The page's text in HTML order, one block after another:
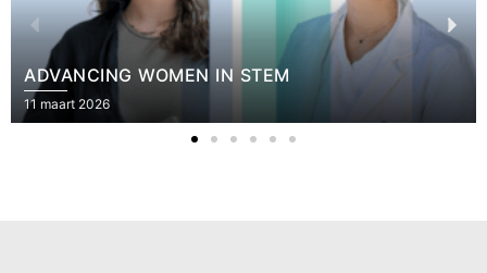
ADVANCING WOMEN IN STEM
11 maart 2026